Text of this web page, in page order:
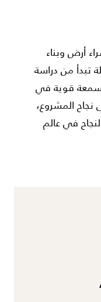
أرض وبناء
تبدأ من دراسة
سمعة قوية في
نجاح المشروع،
في عالم